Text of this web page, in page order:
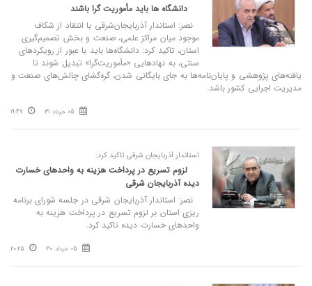
دانشگاه‌ ها باید مأموریت گرا باشند
نصر: استاندار آذربایجان‌شرقی با انتقاد از شکاف
موجود میان مراکز علمی، صنعت و بخش تصمیم‌گیری
استان، تاکید کرد: دانشگاه‌ها باید با عبور از رویکردهای
سنتی، به نهادهایی «مأموریت‌گرا» تبدیل شوند تا
یافته‌های پژوهشی و پایان‌نامه‌ها به جای بایگانی شدن، گره‌گشای چالش‌های صنعت و
مدیریت اجرایی کشور باشد.
05 خرداد 31 19:47
استاندار آذربایجان شرقی تاکید کرد:
لزوم تسریع در پرداخت هزینه به واحد‌های خسارت
دیده آذربایجان شرقی
نصر: استاندار آذربایجان شرقی در جلسه شورای برنامه
ریزی استان بر لزوم تسریع در پرداخت هزینه به
واحد‌های خسارت دیده تاکید کرد.
05 خرداد 30 20:25